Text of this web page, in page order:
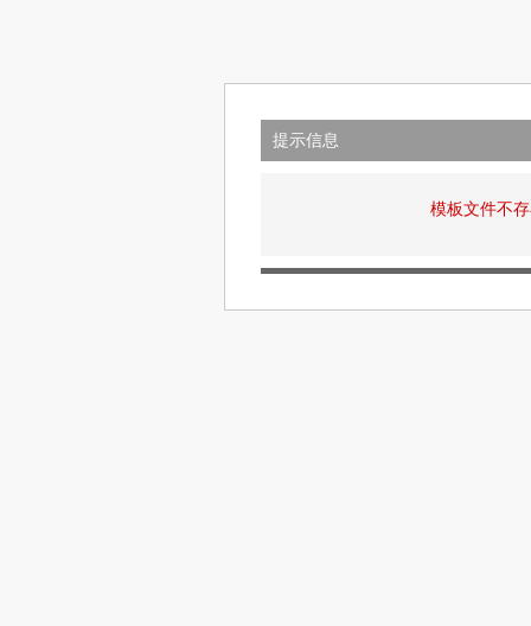
提示信息
模板文件不